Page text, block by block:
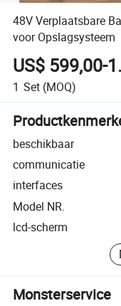
48V Verplaatsbare
voor Opslagsysteem
US$ 599,00-
1 Set (MOQ)
beschikbaar
communicatie
interfaces
Model NR.
lcd-scherm
Monsterservice